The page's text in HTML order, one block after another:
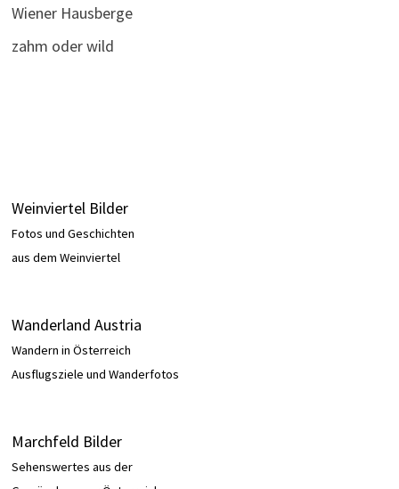
Wiener Hausberge
zahm oder wild
Weinviertel Bilder
Fotos und Geschichten
aus dem Weinviertel
Wanderland Austria
Wandern in Österreich
Ausflugsziele und Wanderfotos
Marchfeld Bilder
Sehenswertes aus der